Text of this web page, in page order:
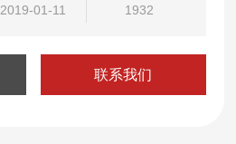
2019-01-11
1932
联系我们